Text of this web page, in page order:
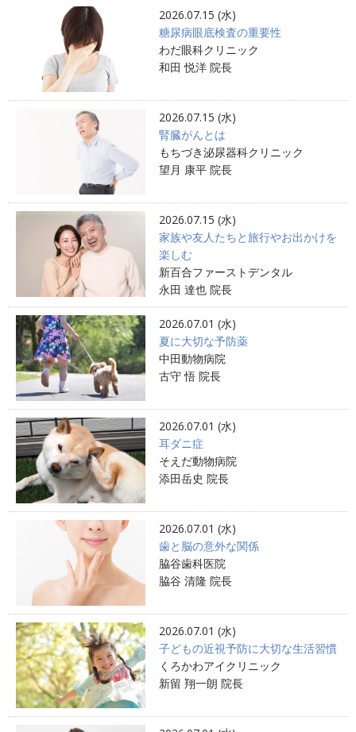
2026.07.15 (水)
糖尿病眼底検査の重要性
わだ眼科クリニック
和田 悦洋 院長
2026.07.15 (水)
腎臓がんとは
もちづき泌尿器科クリニック
望月 康平 院長
2026.07.15 (水)
家族や友人たちと旅行やお出かけを
楽しむ
新百合ファーストデンタル
永田 達也 院長
2026.07.01 (水)
夏に大切な予防薬
中田動物病院
古守 悟 院長
2026.07.01 (水)
耳ダニ症
そえだ動物病院
添田岳史 院長
2026.07.01 (水)
歯と脳の意外な関係
脇谷歯科医院
脇谷 清隆 院長
2026.07.01 (水)
子どもの近視予防に大切な生活習慣
くろかわアイクリニック
新留 翔一朗 院長